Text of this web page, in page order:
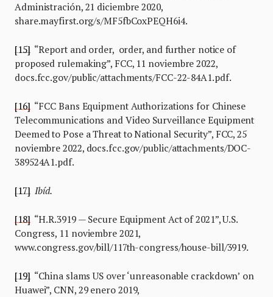
Administración, 21 diciembre 2020,
share.mayfirst.org/s/MF5fbCoxPEQH6i4.
[15]“Report and order, order, and further notice of
proposed rulemaking”, FCC, 11 noviembre 2022,
docs.fcc.gov/public/attachments/FCC-22-84A1.pdf.
[16]“FCC Bans Equipment Authorizations for Chinese
Telecommunications and Video Surveillance Equipment
Deemed to Pose a Threat to National Security”, FCC, 25
noviembre 2022, docs.fcc.gov/public/attachments/DOC-
389524A1.pdf.
[17]Ibíd.
[18]“H.R.3919 — Secure Equipment Act of 2021”, U.S.
Congress, 11 noviembre 2021,
www.congress.gov/bill/117th-congress/house-bill/3919.
[19]“China slams US over ‘unreasonable crackdown’ on
Huawei”, CNN, 29 enero 2019,